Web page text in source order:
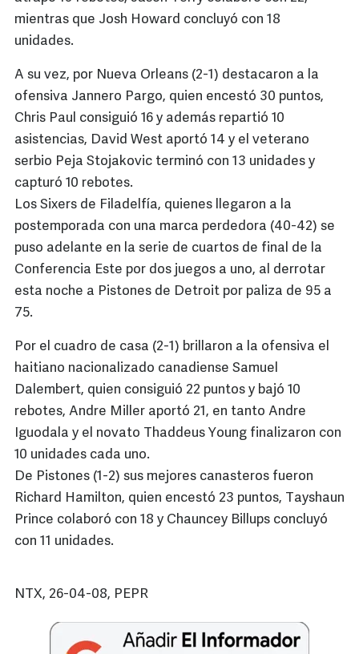
mientras que Josh Howard concluyó con 18
unidades.
A su vez, por Nueva Orleans (2-1) destacaron a la
ofensiva Jannero Pargo, quien encestó 30 puntos,
Chris Paul consiguió 16 y además repartió 10
asistencias, David West aportó 14 y el veterano
serbio Peja Stojakovic terminó con 13 unidades y
capturó 10 rebotes.
Los Sixers de Filadelfía, quienes llegaron a la
postemporada con una marca perdedora (40-42) se
puso adelante en la serie de cuartos de final de la
Conferencia Este por dos juegos a uno, al derrotar
esta noche a Pistones de Detroit por paliza de 95 a
75.
Por el cuadro de casa (2-1) brillaron a la ofensiva el
haitiano nacionalizado canadiense Samuel
Dalembert, quien consiguió 22 puntos y bajó 10
rebotes, Andre Miller aportó 21, en tanto Andre
Iguodala y el novato Thaddeus Young finalizaron con
10 unidades cada uno.
De Pistones (1-2) sus mejores canasteros fueron
Richard Hamilton, quien encestó 23 puntos, Tayshaun
Prince colaboró con 18 y Chauncey Billups concluyó
con 11 unidades.
NTX, 26-04-08, PEPR